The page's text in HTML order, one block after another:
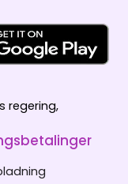
regering,